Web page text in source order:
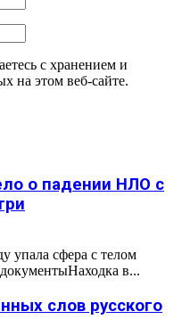
с хранением и
на этом веб-сайте.
о падении НЛО с
упала сфера с телом
в...
слов русского